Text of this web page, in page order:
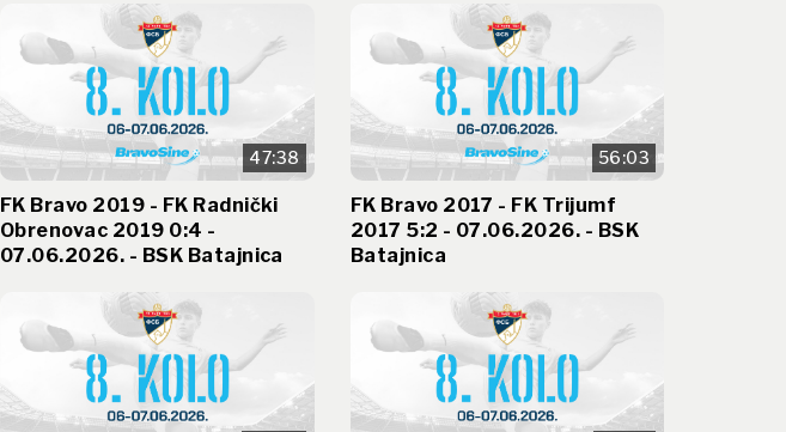
47:38
FK Bravo 2019 - FK Radnički
Obrenovac 2019 0:4 -
07.06.2026. - BSK Batajnica
56:03
FK Bravo 2017 - FK Trijumf
2017 5:2 - 07.06.2026. - BSK
Batajnica